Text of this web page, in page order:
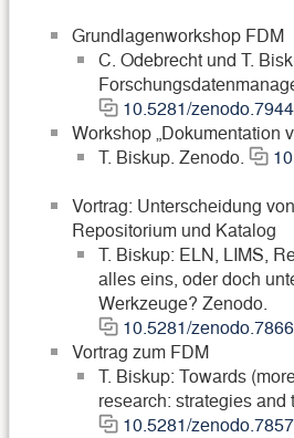
Grundlagenworkshop FDM
C. Odebrecht und T.
10.5281/
Workshop „Dokumentation
T. Biskup. Zenodo.
Vortrag: Unterscheidung
Repositorium und Katalog
T. Biskup: ELN, LIMS,
alles eins, oder doch
Werkzeuge? Zenodo.
10.5281/
Vortrag zum FDM
T. Biskup: Towards
research: strategies and
10.5281/